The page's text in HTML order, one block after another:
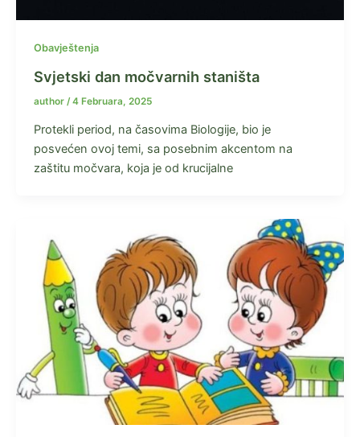
Obavještenja
Svjetski dan močvarnih staništa
author /4 Februara, 2025
Protekli period, na časovima Biologije, bio je
posvećen ovoj temi, sa posebnim akcentom na
zaštitu močvara, koja je od krucijalne